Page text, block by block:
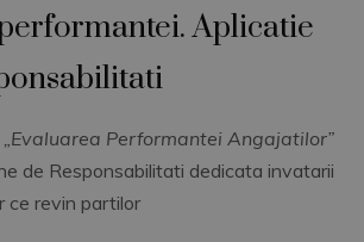
Aplicatie
„Evaluarea Performantei Angajatilor”
de Responsabilitati dedicata invatarii
ce revin partilor